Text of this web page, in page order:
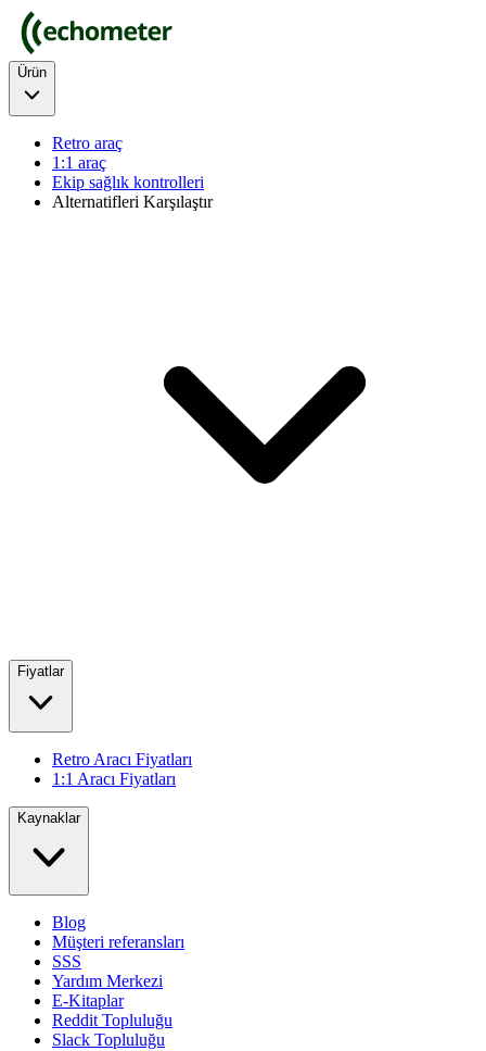
Ürün
Retro araç
1:1 araç
Ekip sağlık kontrolleri
Alternatifleri Karşılaştır
Fiyatlar
Retro Aracı Fiyatları
1:1 Aracı Fiyatları
Kaynaklar
Blog
Müşteri referansları
SSS
Yardım Merkezi
E-Kitaplar
Reddit Topluluğu
Slack Topluluğu